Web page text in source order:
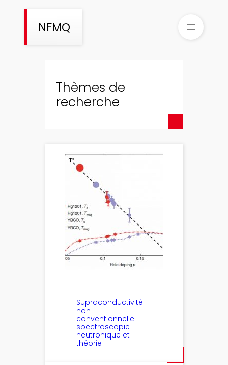
NFMQ
Thèmes de
recherche
Supraconductivité
non
conventionnelle :
spectroscopie
neutronique et
théorie